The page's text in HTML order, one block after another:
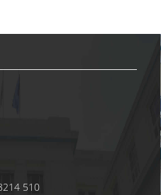
ΔΙΟΙΚΗΣΗ
510